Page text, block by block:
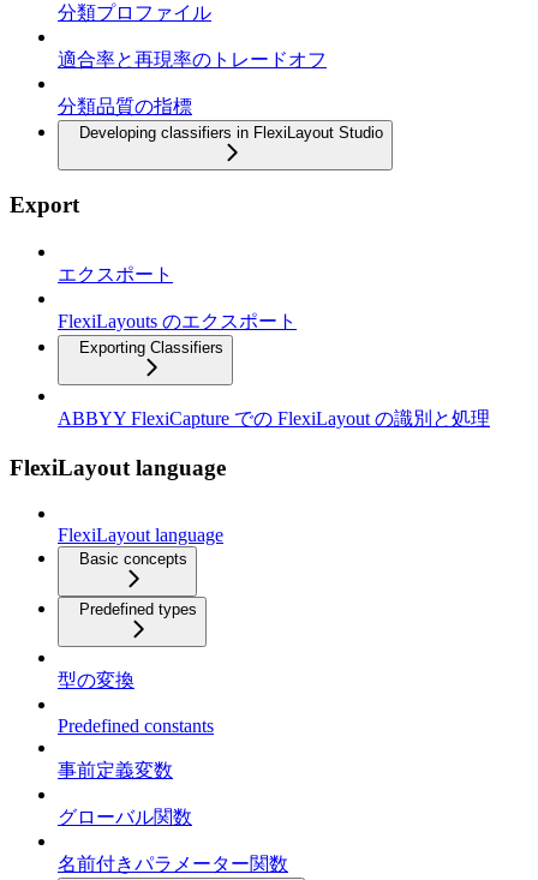
分類プロファイル
適合率と再現率のトレードオフ
分類品質の指標
Developing classifiers in FlexiLayout Studio
Export
エクスポート
FlexiLayouts のエクスポート
Exporting Classifiers
ABBYY FlexiCapture での FlexiLayout の識別と処理
FlexiLayout language
FlexiLayout language
Basic concepts
Predefined types
型の変換
Predefined constants
事前定義変数
グローバル関数
名前付きパラメーター関数